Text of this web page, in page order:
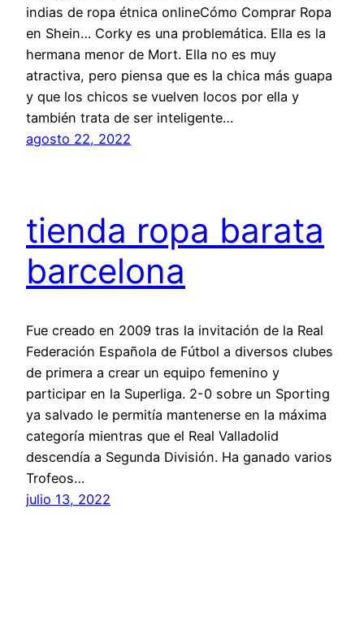
indias de ropa étnica onlineCómo Comprar Ropa
en Shein… Corky es una problemática. Ella es la
hermana menor de Mort. Ella no es muy
atractiva, pero piensa que es la chica más guapa
y que los chicos se vuelven locos por ella y
también trata de ser inteligente…
agosto 22, 2022
tienda ropa barata
barcelona
Fue creado en 2009 tras la invitación de la Real
Federación Española de Fútbol a diversos clubes
de primera a crear un equipo femenino y
participar en la Superliga. 2-0 sobre un Sporting
ya salvado le permitía mantenerse en la máxima
categoría mientras que el Real Valladolid
descendía a Segunda División. Ha ganado varios
Trofeos…
julio 13, 2022